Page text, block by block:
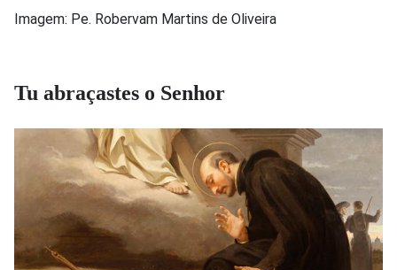
Imagem: Pe. Robervam Martins de Oliveira
Tu abraçastes o Senhor